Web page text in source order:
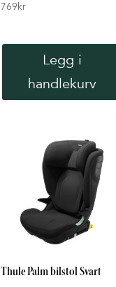
769kr
Legg i
handlekurv
Thule Palm bilstol Svart